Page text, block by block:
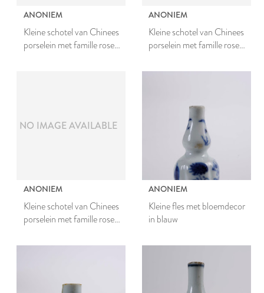
ANONIEM
Kleine schotel van Chinees
porselein met famille rose
ANONIEM
Kleine schotel van Chinees
porselein met famille rose
NO IMAGE AVAILABLE
ANONIEM
Kleine schotel van Chinees
porselein met famille rose
ANONIEM
Kleine fles met bloemdecor
in blauw